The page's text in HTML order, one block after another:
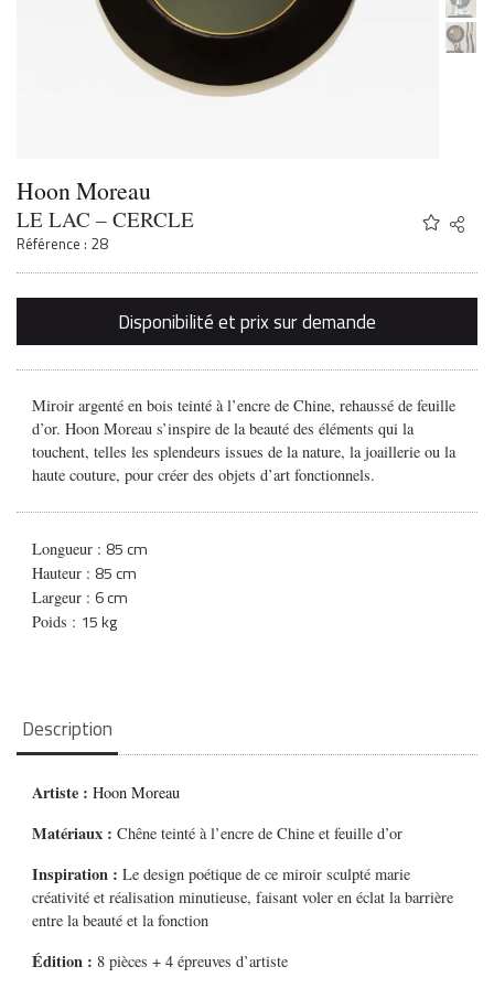
Hoon Moreau
LE LAC – CERCLE
Référence : 28
Share
Twitter
Email
Disponibilité et prix sur demande
Miroir argenté en bois teinté à l’encre de Chine, rehaussé de feuille
d’or. Hoon Moreau s’inspire de la beauté des éléments qui la
touchent, telles les splendeurs issues de la nature, la joaillerie ou la
haute couture, pour créer des objets d’art fonctionnels.
Longueur : 85 cm
Hauteur : 85 cm
Largeur :6 cm
Poids : 15 kg
Description
Artiste :Hoon Moreau
Matériaux : Chêne teinté à l’encre de Chine et feuille d’or
Inspiration :Le design poétique de ce miroir sculpté marie
créativité et réalisation minutieuse, faisant voler en éclat la barrière
entre la beauté et la fonction
Édition :8 pièces + 4 épreuves d’artiste